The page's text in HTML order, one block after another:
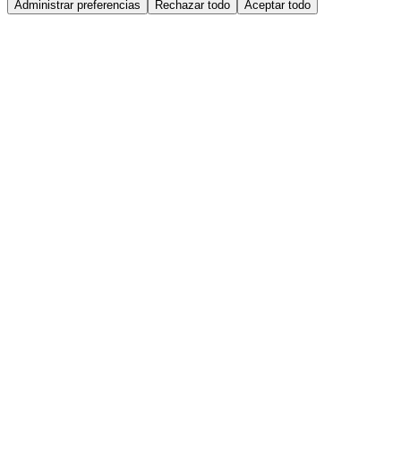
Administrar preferencias Rechazar todo Aceptar todo